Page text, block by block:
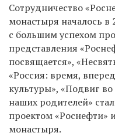
Сотрудничество
монастыря началось в
с большим успехом
представления
посвящается»,
«Россия: время,
культуры», «Подвиг
наших родителей»
проектом «Роснефти»
монастыря.